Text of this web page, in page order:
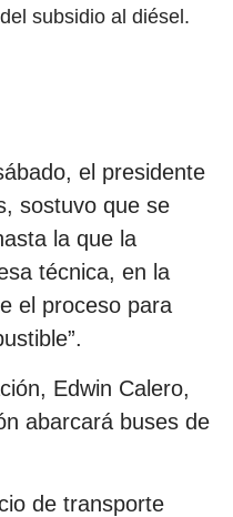
subsidio al diésel.
el presidente
sostuvo que se
la que la
técnica, en la
el proceso para
Edwin Calero,
abarcará buses de
de transporte